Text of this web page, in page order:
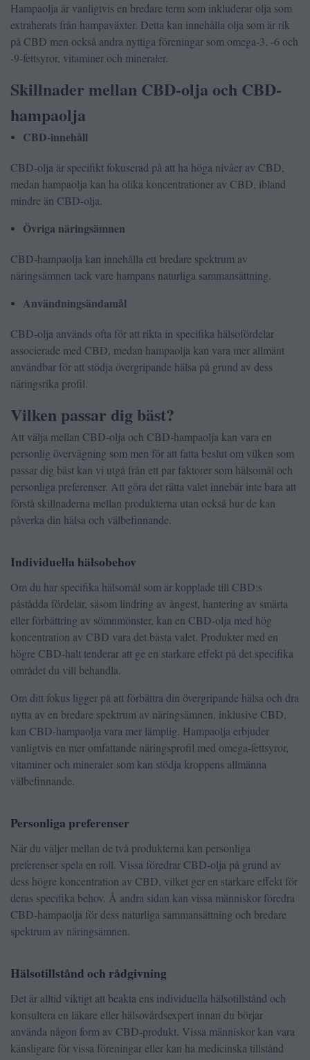
Hampaolja är vanligtvis en bredare term som inkluderar olja som
extraherats från hampaväxter. Detta kan innehålla olja som är rik
på CBD men också andra nyttiga föreningar som omega-3, -6 och
-9-fettsyror, vitaminer och mineraler.
Skillnader mellan CBD-olja och CBD-
hampaolja
CBD-innehåll
CBD-olja är specifikt fokuserad på att ha höga nivåer av CBD,
medan hampaolja kan ha olika koncentrationer av CBD, ibland
mindre än CBD-olja.
Övriga näringsämnen
CBD-hampaolja kan innehålla ett bredare spektrum av
näringsämnen tack vare hampans naturliga sammansättning.
Användningsändamål
CBD-olja används ofta för att rikta in specifika hälsofördelar
associerade med CBD, medan hampaolja kan vara mer allmänt
användbar för att stödja övergripande hälsa på grund av dess
näringsrika profil.
Vilken passar dig bäst?
Att välja mellan CBD-olja och CBD-hampaolja kan vara en
personlig övervägning som men för att fatta beslut om vilken som
passar dig bäst kan vi utgå från ett par faktorer som hälsomål och
personliga preferenser. Att göra det rätta valet innebär inte bara att
förstå skillnaderna mellan produkterna utan också hur de kan
påverka din hälsa och välbefinnande.
Individuella hälsobehov
Om du har specifika hälsomål som är kopplade till CBD:s
påstådda fördelar, såsom lindring av ångest, hantering av smärta
eller förbättring av sömnmönster, kan en CBD-olja med hög
koncentration av CBD vara det bästa valet. Produkter med en
högre CBD-halt tenderar att ge en starkare effekt på det specifika
området du vill behandla.
Om ditt fokus ligger på att förbättra din övergripande hälsa och dra
nytta av en bredare spektrum av näringsämnen, inklusive CBD,
kan CBD-hampaolja vara mer lämplig. Hampaolja erbjuder
vanligtvis en mer omfattande näringsprofil med omega-fettsyror,
vitaminer och mineraler som kan stödja kroppens allmänna
välbefinnande.
Personliga preferenser
När du väljer mellan de två produkterna kan personliga
preferenser spela en roll. Vissa föredrar CBD-olja på grund av
dess högre koncentration av CBD, vilket ger en starkare effekt för
deras specifika behov. Å andra sidan kan vissa människor föredra
CBD-hampaolja för dess naturliga sammansättning och bredare
spektrum av näringsämnen.
Hälsotillstånd och rådgivning
Det är alltid viktigt att beakta ens individuella hälsotillstånd och
konsultera en läkare eller hälsovårdsexpert innan du börjar
använda någon form av CBD-produkt. Vissa människor kan vara
känsligare för vissa föreningar eller kan ha medicinska tillstånd